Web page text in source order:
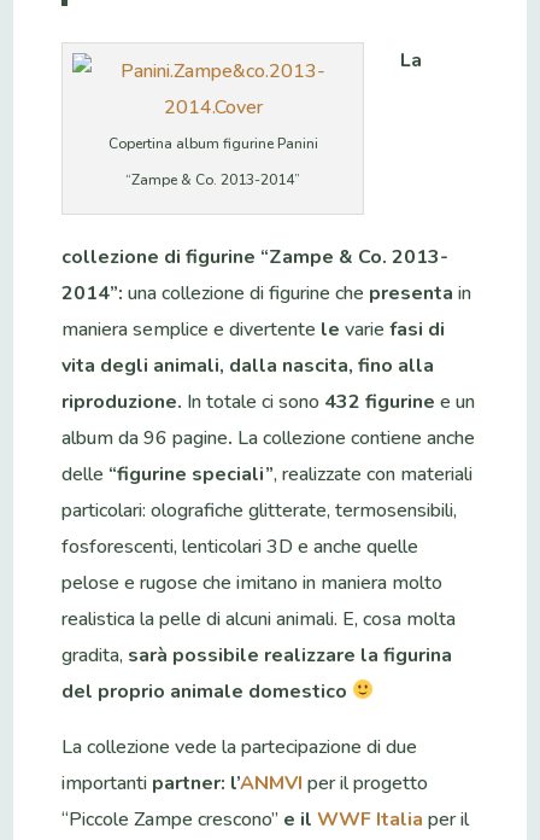
Copertina album figurine Panini
“Zampe & Co. 2013-2014”
La
collezione di figurine “Zampe & Co. 2013-
2014”:una collezione di figurine che presenta in
maniera semplice e divertente le varie fasi di
vita degli animali, dalla nascita, fino alla
riproduzione. In totale ci sono 432 figurinee un
album da 96 pagine. La collezione contiene anche
delle “figurine speciali”, realizzate con materiali
particolari: olografiche glitterate, termosensibili,
fosforescenti, lenticolari 3D e anche quelle
pelose e rugose che imitano in maniera molto
realistica la pelle di alcuni animali. E, cosa molta
gradita, sarà possibile realizzare la figurina
del proprio animale domestico
La collezione vede la partecipazione di due
importanti partner: l’ANMVI per il progetto
“Piccole Zampe crescono” e ilWWF Italia per il